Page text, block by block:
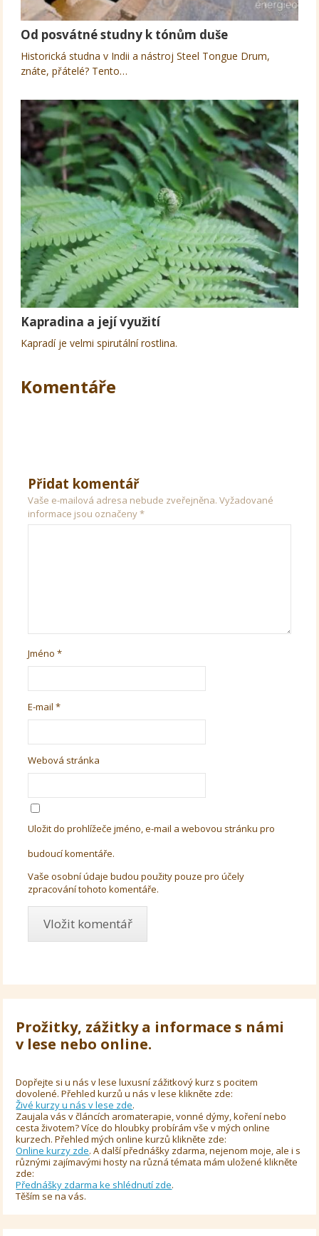
Od posvátné studny k tónům duše
Historická studna v Indii a nástroj Steel Tongue Drum,
znáte, přátelé? Tento…
Kapradina a její využití
Kapradí je velmi spirutální rostlina.
Komentáře
Přidat komentář
Vaše e-mailová adresa nebude zveřejněna. Vyžadované
informace jsou označeny*
Jméno*
E-mail*
Webová stránka
Uložit do prohlížeče jméno, e-mail a webovou stránku pro
budoucí komentáře.
Vaše osobní údaje budou použity pouze pro účely
zpracování tohoto komentáře.
Prožitky, zážitky a informace s námi
v lese nebo online.
Dopřejte si u nás v lese luxusní zážitkový kurz s pocitem
dovolené. Přehled kurzů u nás v lese klikněte zde:
Živé kurzy u nás v lese zde.
Zaujala vás v článcích aromaterapie, vonné dýmy, koření nebo
cesta životem? Více do hloubky probírám vše v mých online
kurzech. Přehled mých online kurzů klikněte zde:
Online kurzy zde. A další přednášky zdarma, nejenom moje, ale i s
různými zajímavými hosty na různá témata mám uložené klikněte
zde:
Přednášky zdarma ke shlédnutí zde.
Těším se na vás.